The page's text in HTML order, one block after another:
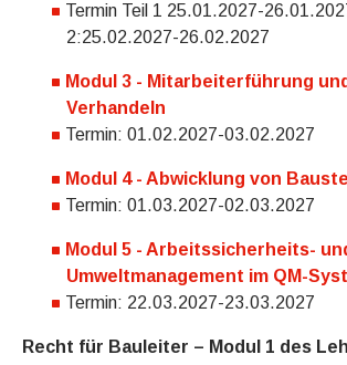
Termin Teil 1 25.01.2027-
2:25.02.2027-26.02.2027
Modul 3 - Mitarbeiterführung
Verhandeln
Termin: 01.02.2027-03.02.2027
Modul 4 - Abwicklung von
Termin: 01.03.2027-02.03.2027
Modul 5 - Arbeitssicherheits-
Umweltmanagement im QM-
Termin: 22.03.2027-23.03.2027
Recht für Bauleiter – Modul 1 des